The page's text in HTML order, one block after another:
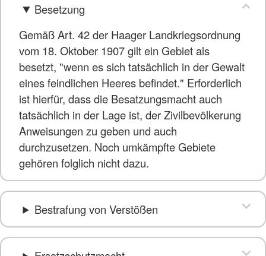
Besetzung
Gemäß Art. 42 der Haager Landkriegsordnung
vom 18. Oktober 1907 gilt ein Gebiet als
besetzt, "wenn es sich tatsächlich in der Gewalt
eines feindlichen Heeres befindet." Erforderlich
ist hierfür, dass die Besatzungsmacht auch
tatsächlich in der Lage ist, der Zivilbevölkerung
Anweisungen zu geben und auch
durchzusetzen. Noch umkämpfte Gebiete
gehören folglich nicht dazu.
Bestrafung von Verstößen